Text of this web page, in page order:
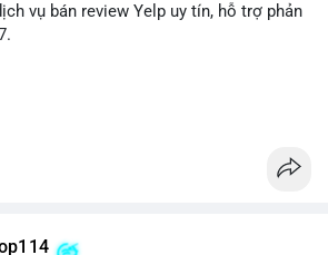
trong 24-48 giờ tới vì có thể kéo theo
nhỏ lẻ nên quan sát phản ứng giá tại
từ địa chỉ nhận để đánh giá xu hướng
vụ bán review Yelp uy tín, hỗ trợ phản
đáng tin cậy giúp thương hiệu của bạn